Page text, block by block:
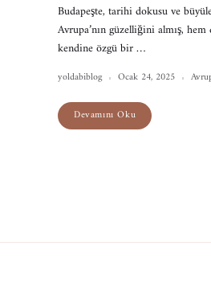
Budapeşte, tarihi dokusu ve
Avrupa’nın güzelliğini almış,
kendine özgü bir …
yoldabiblog Ocak 24, 2025
Devamını Oku